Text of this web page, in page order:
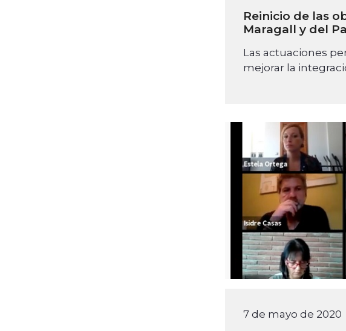
Reinicio de las
Maragall y del
Las actuaciones
mejorar la
7 de mayo de 2020